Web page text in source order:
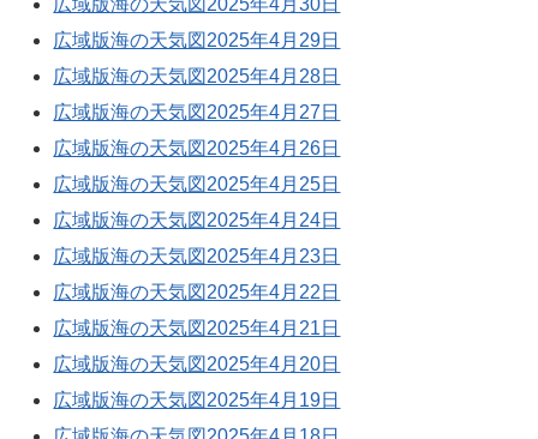
広域版海の天気図2025年4月30日
広域版海の天気図2025年4月29日
広域版海の天気図2025年4月28日
広域版海の天気図2025年4月27日
広域版海の天気図2025年4月26日
広域版海の天気図2025年4月25日
広域版海の天気図2025年4月24日
広域版海の天気図2025年4月23日
広域版海の天気図2025年4月22日
広域版海の天気図2025年4月21日
広域版海の天気図2025年4月20日
広域版海の天気図2025年4月19日